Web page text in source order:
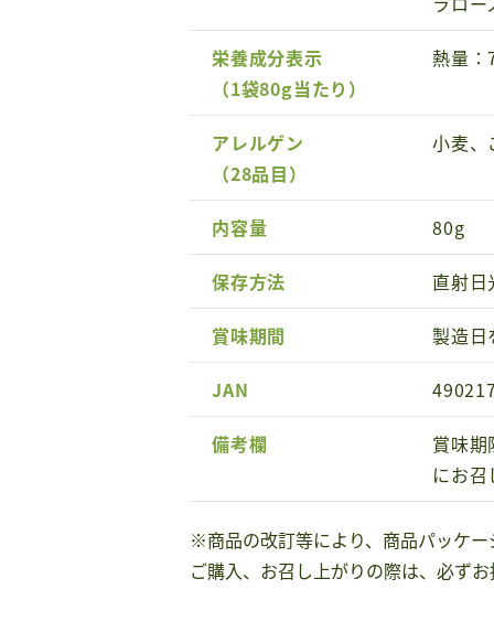
栄養成分表示
（1袋80g当たり）
熱量
アレルゲン
（28品目）
小麦、
内容量 80g
保存方法 直射
賞味期間 製造日
JAN
備考欄
賞味
にお
※商品の改訂等により、商品パッケ
ご購入、お召し上がりの際は、必ず